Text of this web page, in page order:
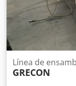
Línea de
GRECON